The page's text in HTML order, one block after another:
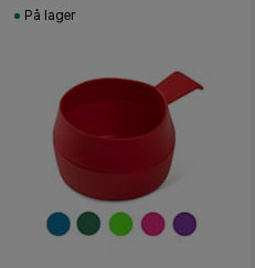
På lager